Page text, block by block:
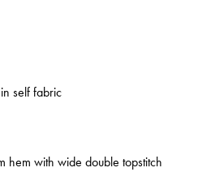
self fabric
hem with wide double topstitch